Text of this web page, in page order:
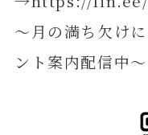
～月の満ち欠け
ント案内配信中～